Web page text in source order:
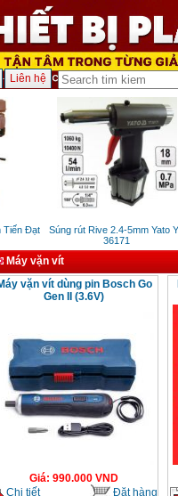
Liên hệ
Đạt
Súng rút Rive 2.4-5mm Yato YT
36171
Máy vặn vít
vặn vít dùng pin Bosch Go
Gen II (3.6V)
Giá: 990.000 VND
Chi tiết
Đặt hàng